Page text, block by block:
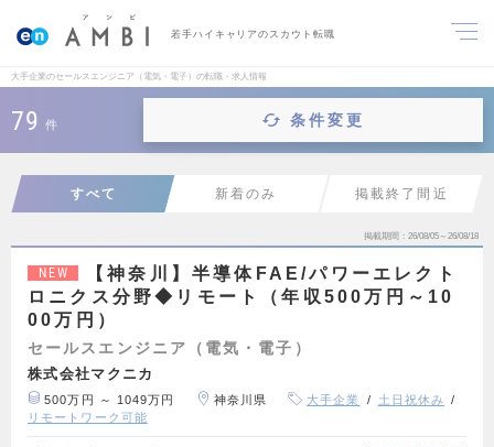
若手ハイキャリアのスカウト転職
大手企業のセールスエンジニア（電気・電子）の転職・求人情報
79 件 条件変更
すべて 新着のみ 掲載終了間近
掲載期間 26/08/05～26/08/18
NEW
【神奈川】半導体FAE/パワーエレクト
ロニクス分野◆リモート（年収500万円～10
00万円）
セールスエンジニア（電気・電子）
株式会社マクニカ
500万円 ～ 1049万円 神奈川県 大手企業
土日祝休み
リモートワーク可能